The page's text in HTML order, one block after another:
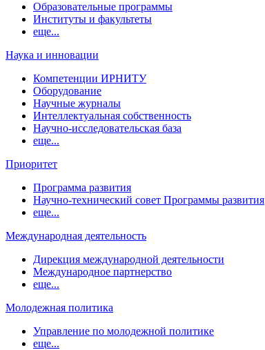
Образовательные программы
Институты и факультеты
еще...
Наука и инновации
Компетенции ИРНИТУ
Оборудование
Научные журналы
Интеллектуальная собственность
Научно-исследовательская база
еще...
Приоритет
Программа развития
Научно-технический совет Программы развития
еще...
Международная деятельность
Дирекция международной деятельности
Международное партнерство
еще...
Молодежная политика
Управление по молодежной политике
еще...